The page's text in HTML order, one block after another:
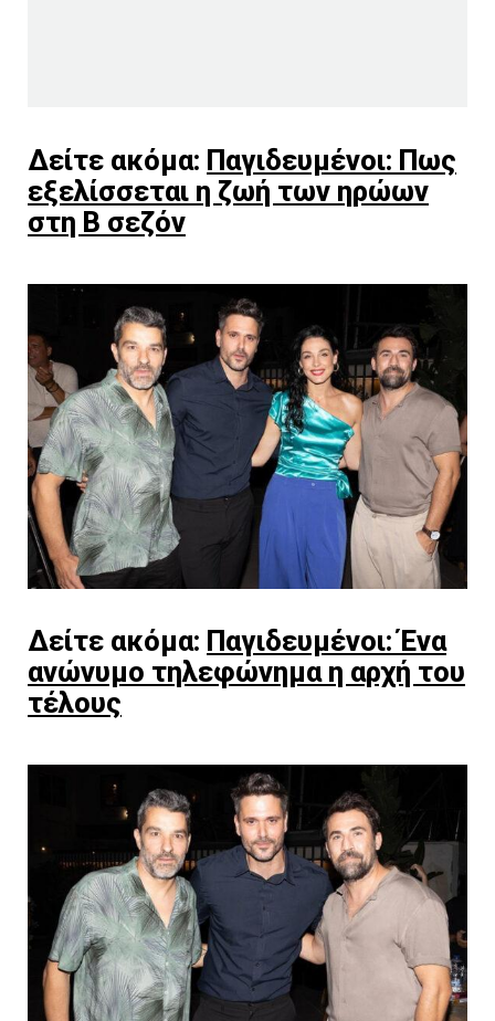
Δείτε ακόμα: Παγιδευμένοι: Πως
εξελίσσεται η ζωή των ηρώων
στη Β σεζόν
Δείτε ακόμα: Παγιδευμένοι: Ένα
ανώνυμο τηλεφώνημα η αρχή του
τέλους